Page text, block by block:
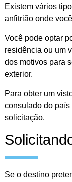
Existem vários
anfitrião onde
Você pode optar
residência ou um
dos motivos para
exterior.
Para obter um
consulado do
solicitação.
Se o destino